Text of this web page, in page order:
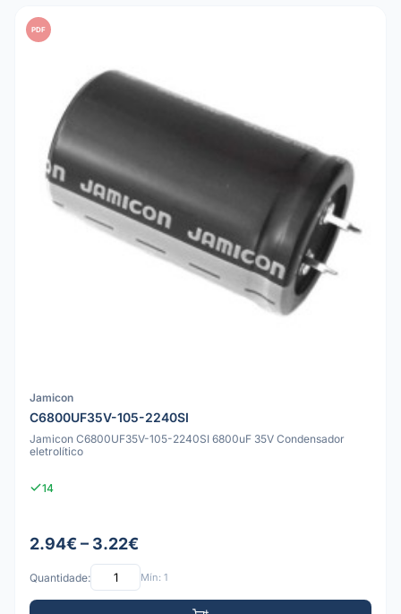
uma tensão de trabalho (V) pelo menos 20% superior à
tensão real do seu circuito para máxima segurança.
PDF
Jamicon
C6800UF35V-105-2240SI
Jamicon C6800UF35V-105-2240SI 6800uF 35V Condensador
eletrolítico
14
2.94€ – 3.22€
Quantidade: Mín: 1